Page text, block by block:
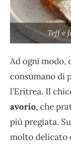
Teff e
Ad ogni modo,
consumano di
l’Eritrea. Il
avorio, che
più pregiata.
molto delicato